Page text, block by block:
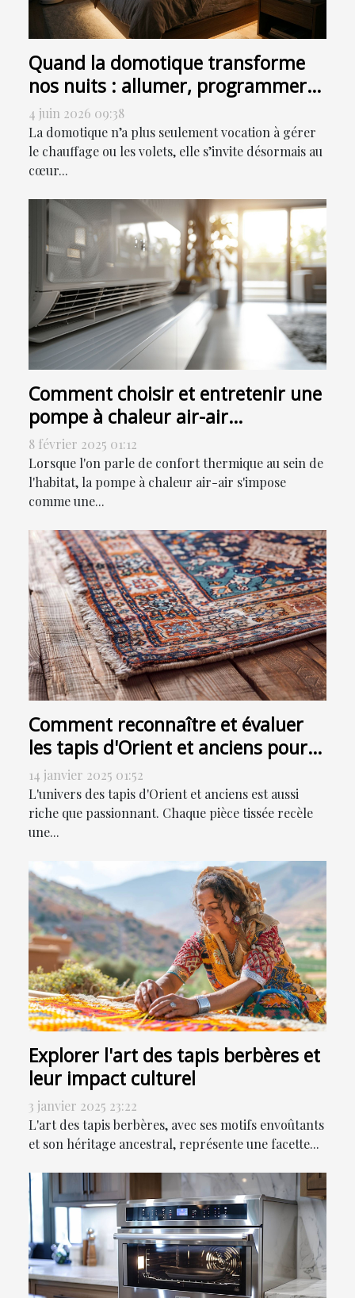
Quand la domotique transforme
nos nuits : allumer, programmer
ou sensoriser ?
4 juin 2026 09:38
La domotique n’a plus seulement vocation à gérer
le chauffage ou les volets, elle s’invite désormais au
cœur...
Comment choisir et entretenir une
pompe à chaleur air-air
efficacement
8 février 2025 01:12
Lorsque l'on parle de confort thermique au sein de
l'habitat, la pompe à chaleur air-air s'impose
comme une...
Comment reconnaître et évaluer
les tapis d'Orient et anciens pour
la vente
14 janvier 2025 01:52
L'univers des tapis d'Orient et anciens est aussi
riche que passionnant. Chaque pièce tissée recèle
une...
Explorer l'art des tapis berbères et
leur impact culturel
3 janvier 2025 23:22
L'art des tapis berbères, avec ses motifs envoûtants
et son héritage ancestral, représente une facette...